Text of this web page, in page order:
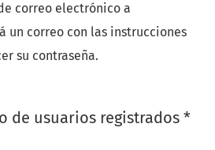
correo electrónico a
un correo con las instrucciones
su contraseña.
de usuarios registrados *